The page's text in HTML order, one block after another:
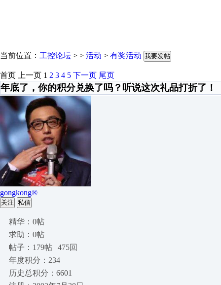
当前位置： 工控论坛 > > 活动 > 有奖活动 我要发帖
首页 上一页 1 2 3 4 5 下一页 尾页
年底了，你的积分兑换了吗？听说这次礼品打折了！
gongkong®
关注 私信
精华：0帖
求助：0帖
帖子：179帖 | 475回
年度积分：234
历史总积分：6601